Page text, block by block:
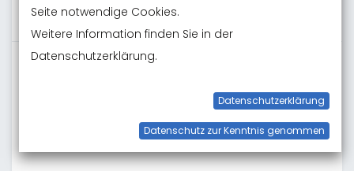
Anmeldeschluss
Zum Kalender hinzufügen
Seite notwendige Cookies.
Weitere Information finden Sie in der
Datenschutzerklärung.
Datenschutzerklärung
Datenschutz zur Kenntnis genommen